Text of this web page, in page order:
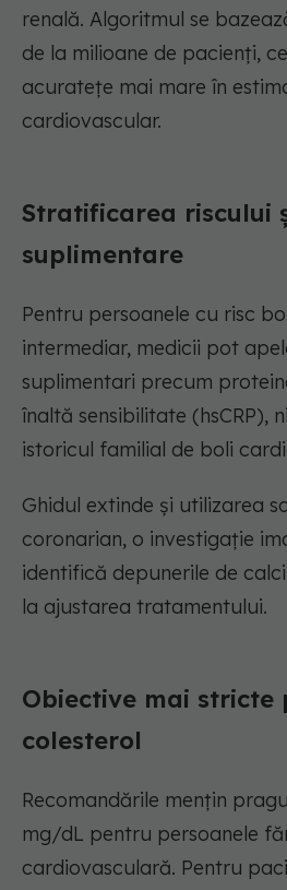
renală. Algoritmul se
de la milioane de pacienți,
acuratețe mai mare în
cardiovascular.
Stratificarea riscului
suplimentare
Pentru persoanele cu risc
intermediar, medicii pot
suplimentari precum
înaltă sensibilitate (hsCRP),
istoricul familial de boli
Ghidul extinde și utilizarea
coronarian, o investigație
identifică depunerile de
la ajustarea tratamentului.
Obiective mai stricte
colesterol
Recomandările mențin
mg/dL pentru persoanele
cardiovasculară. Pentru